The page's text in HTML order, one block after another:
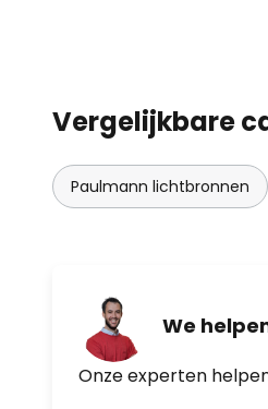
Vergelijkbare
Paulmann lichtbronnen
We
Onze experten